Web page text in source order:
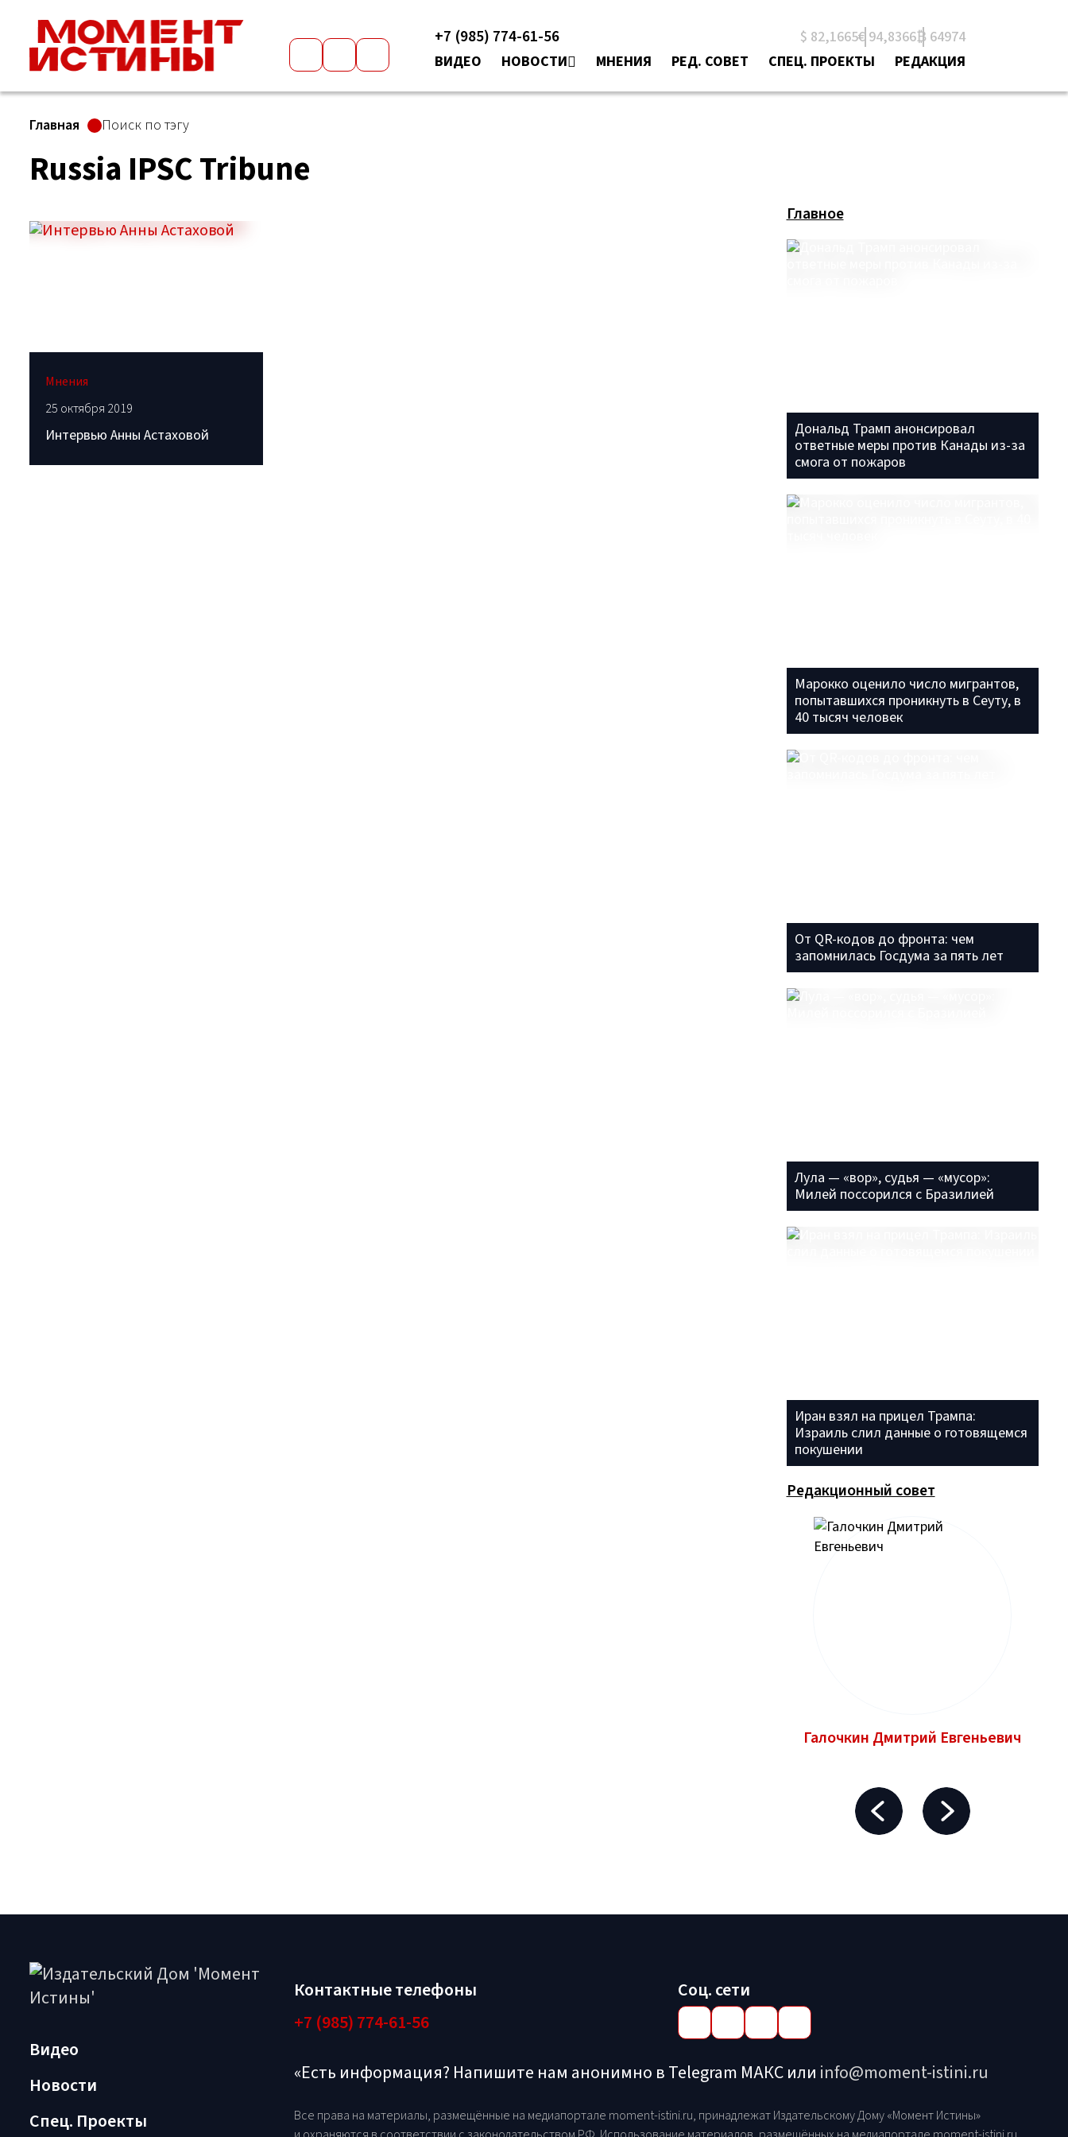
+7 (985) 774-61-56 $ 82,1665€ 94,8366₿ 64974
ВИДЕО
НОВОСТИ СПЕЦ. ПРОЕКТЫ РЕДАКЦИЯ
МНЕНИЯ РЕД. СОВЕТ
Главная Поиск по тэгу
Russia IPSC Tribune
Мнения
25 октября 2019
Интервью Анны Астаховой
Главное
Дональд Трамп анонсировал
ответные меры против Канады из-за
смога от пожаров
Марокко оценило число мигрантов,
попытавшихся проникнуть в Сеуту, в
40 тысяч человек
От QR-кодов до фронта: чем
запомнилась Госдума за пять лет
Лула — «вор», судья — «мусор»:
Милей поссорился с Бразилией
Иран взял на прицел Трампа:
Израиль слил данные о готовящемся
покушении
Редакционный совет
Галочкин Дмитрий Евгеньевич
Видео
Новости
Спец. Проекты
Контактные телефоны
+7 (985) 774-61-56
Соц. сети
«Есть информация? Напишите нам анонимно в Telegram МАКС или info@moment-istini.ru
Все права на материалы, размещённые на медиапортале moment-istini.ru, принадлежат Издательскому Дому «Момент Истины»